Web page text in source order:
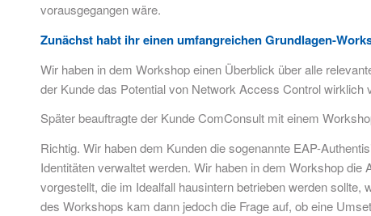
vorausgegangen wäre.
Zunächst habt ihr einen umfangreichen Grundlagen-
Wir haben in dem Workshop einen Überblick über alle
der Kunde das Potential von Network Access Control
Später beauftragte der Kunde ComConsult mit einem
Richtig. Wir haben dem Kunden die sogenannte EAP-
Identitäten verwaltet werden. Wir haben in dem Workshop
vorgestellt, die im Idealfall hausintern betrieben werden
des Workshops kam dann jedoch die Frage auf, ob eine